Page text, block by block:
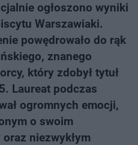
ogłoszono wyniki
Warszawiaki.
powędrowało do rąk
znanego
który zdobył tytuł
Laureat podczas
ogromnych emocji,
o swoim
niezwykłym